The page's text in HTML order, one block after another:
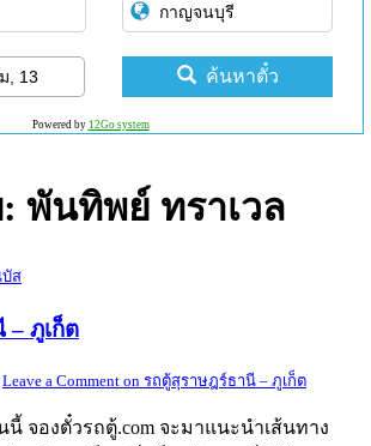
, 13 ค้นหาตั๋ว
Powered by 12Go system
พันทิพย์ ทราเวล
ส
– ภูเก็ต
Leave a Comment on รถตู้สุราษฎร์ธานี – ภูเก็ต
จองตั๋วรถตู้.com จะมาแนะนำเส้นทาง